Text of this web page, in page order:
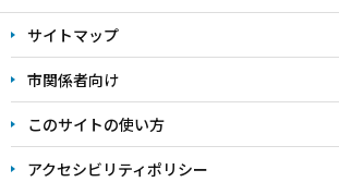
文
こ
こ
ま
で
サイトマップ
市関係者向け
このサイトの使い方
アクセシビリティポリシー